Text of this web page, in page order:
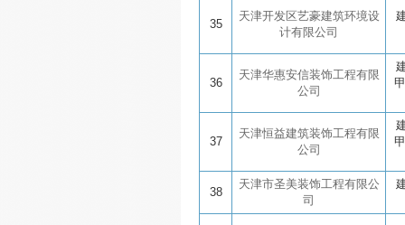
35
天津开发区艺豪建筑环境设
计有限公司
36
天津华惠安信装饰工程有限
公司
37
天津恒益建筑装饰工程有限
公司
38
天津市圣美装饰工程有限公
司